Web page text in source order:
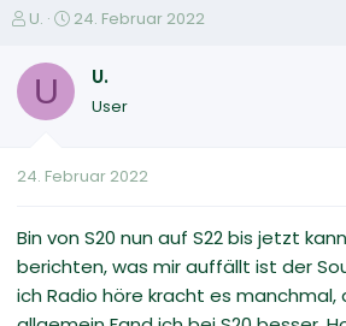
E
s
e
e
U.
E
t
t
m
24. Februar 2022
U U.
User
24. Februar 2022
Bin von S20 nun auf S22 bis jetzt
berichten, was mir auffällt ist der
ich Radio höre kracht es manchmal,